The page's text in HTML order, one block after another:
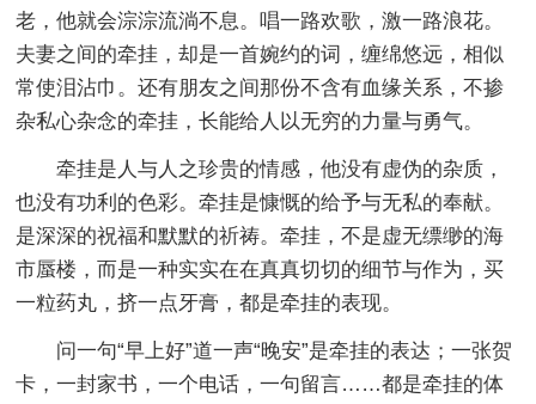
老，他就会淙淙流淌不息。唱一路欢歌，激一路浪花。
夫妻之间的牵挂，却是一首婉约的词，缠绵悠远，相似
常使泪沾巾。还有朋友之间那份不含有血缘关系，不掺
杂私心杂念的牵挂，长能给人以无穷的力量与勇气。
牵挂是人与人之珍贵的情感，他没有虚伪的杂质，
也没有功利的色彩。牵挂是慷慨的给予与无私的奉献。
是深深的祝福和默默的祈祷。牵挂，不是虚无缥缈的海
市蜃楼，而是一种实实在在真真切切的细节与作为，买
一粒药丸，挤一点牙膏，都是牵挂的表现。
问一句“早上好”道一声“晚安”是牵挂的表达；一张贺
卡，一封家书，一个电话，一句留言……都是牵挂的体